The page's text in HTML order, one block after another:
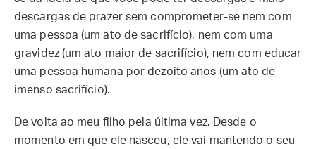
descargas de prazer sem comprometer-se nem com
uma pessoa (um ato de sacrifício), nem com uma
gravidez (um ato maior de sacrifício), nem com educar
uma pessoa humana por dezoito anos (um ato de
imenso sacrifício).
De volta ao meu filho pela última vez. Desde o
momento em que ele nasceu, ele vai mantendo o seu